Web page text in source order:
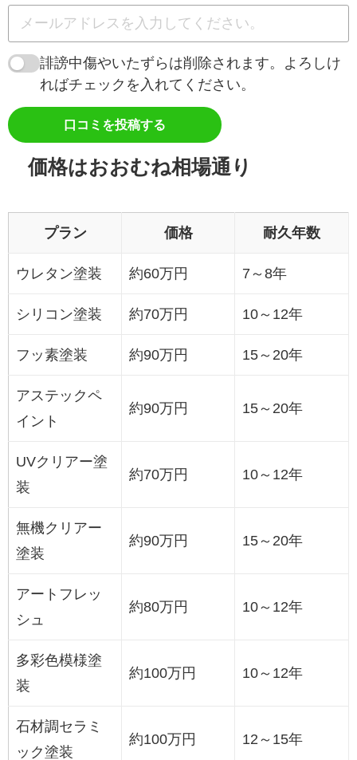
誹謗中傷やいたずらは削除されます。よろしけ
ればチェックを入れてください。
口コミを投稿する
価格はおおむね相場通り
プラン 価格 耐久年数
ウレタン塗装 約60万円 7～8年
シリコン塗装 約70万円 10～12年
フッ素塗装 約90万円 15～20年
アステックペ
イント
約90万円 15～20年
UVクリアー塗
装
約70万円 10～12年
無機クリアー
塗装
約90万円 15～20年
アートフレッ
シュ
約80万円 10～12年
多彩色模様塗
装
約100万円 10～12年
石材調セラミ
ック塗装
約100万円 12～15年